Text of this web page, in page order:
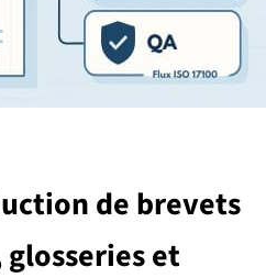
de brevets
glosseries et